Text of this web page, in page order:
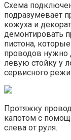
Схема
подразумевает
кожуха и
демонтировать
пистона,
проводов нужно
левую стойку у
сервисного
Протяжку
капотом с
слева от руля.